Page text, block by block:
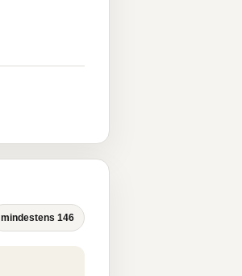
mindestens 146